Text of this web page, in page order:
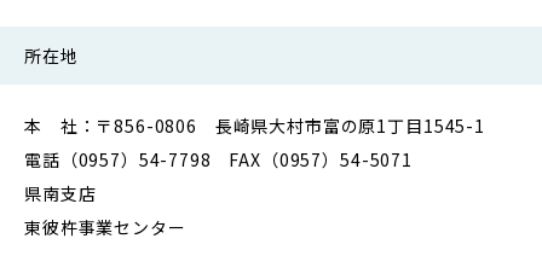
所在地
本 社：〒856-0806 長崎県大村市富の原1丁目1545-1
電話（0957）54-7798 FAX（0957）54-5071
県南支店
東彼杵事業センター